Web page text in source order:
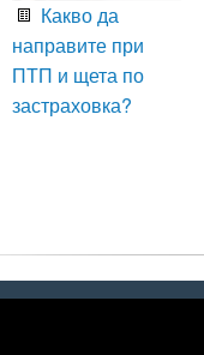
Какво да
направите при
ПТП и щета по
застраховка?